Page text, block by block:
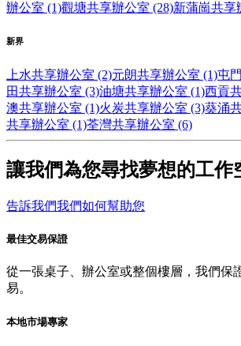
辦公室 (1)觀塘共享辦公室 (28)新蒲崗共享
新界
上水共享辦公室 (2)元朗共享辦公室 (1)屯
田共享辦公室 (3)油塘共享辦公室 (1)西貢
澳共享辦公室 (1)火炭共享辦公室 (3)葵涌
共享辦公室 (1)荃灣共享辦公室 (6)
讓我們為您尋找夢想的工作
告訴我們我們如何幫助您
最佳交易保證
從一張桌子、辦公室或整個樓層，我們保
易。
本地市場專家